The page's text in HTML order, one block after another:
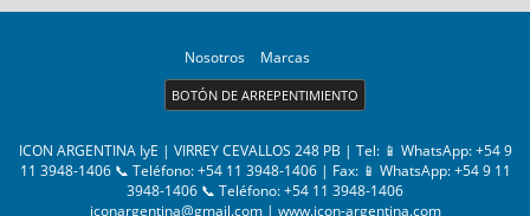
Nosotros Marcas
BOTÓN DE ARREPENTIMIENTO
ICON ARGENTINA IyE | VIRREY CEVALLOS 248 PB | Tel: 📱 WhatsApp: +54 9
11 3948-1406 📞 Teléfono: +54 11 3948-1406| Fax: 📱 WhatsApp: +54 9 11
3948-1406 📞 Teléfono: +54 11 3948-1406
iconargentina@gmail.com| www.icon-argentina.com